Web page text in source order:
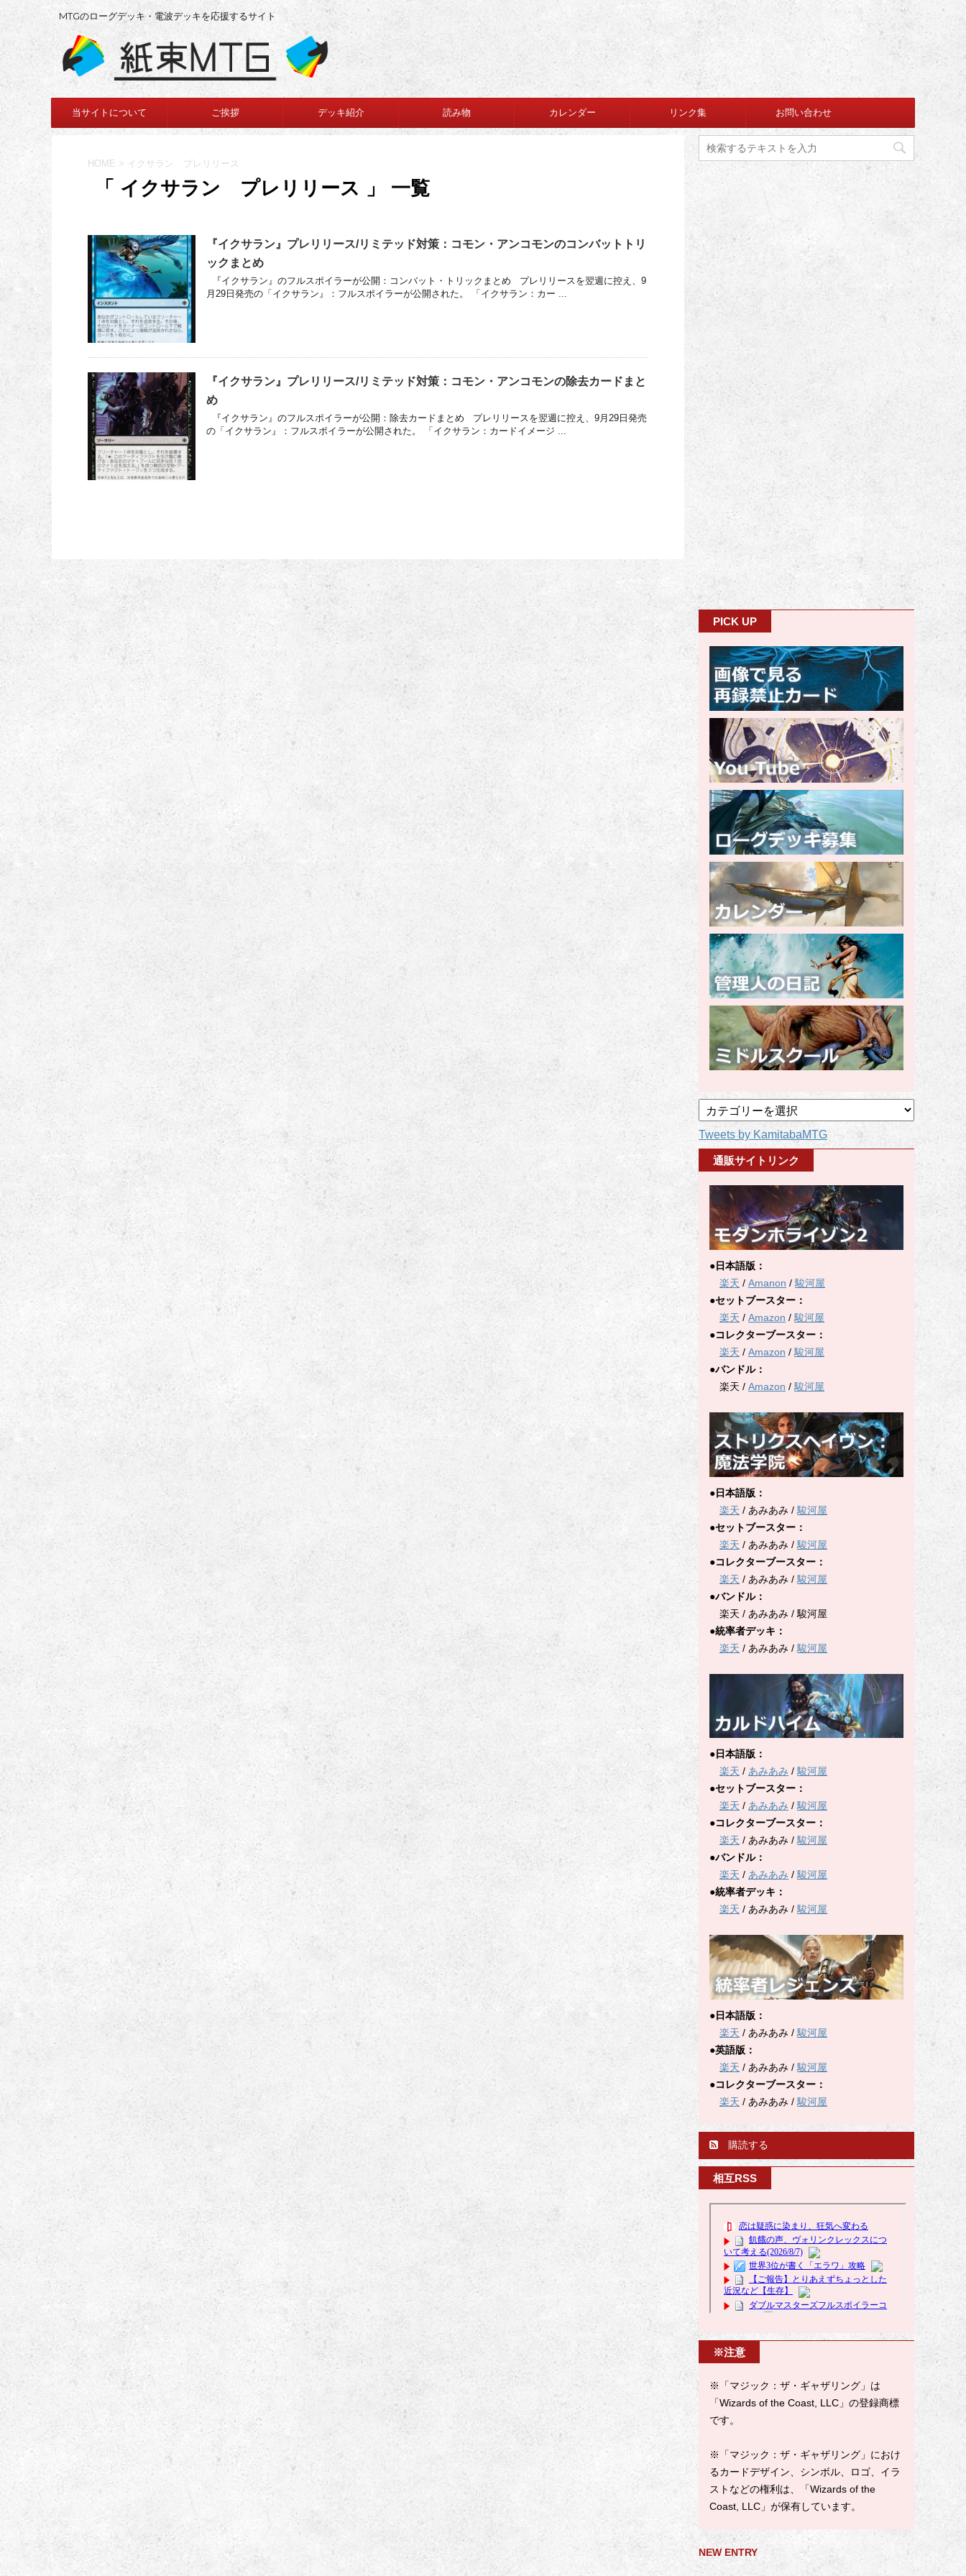
MTGのローグデッキ・電波デッキを応援するサイト
当サイトについて ご挨拶 デッキ紹介 読み物 カレンダー リンク集 お問い合わせ
HOME > イクサラン プレリリース
「 イクサラン プレリリース 」 一覧
『イクサラン』プレリリース/リミテッド対策：コモン・アンコモンのコンバットトリ
ックまとめ
『イクサラン』のフルスポイラーが公開：コンバット・トリックまとめ プレリリースを翌週に控え、9
月29日発売の「イクサラン』：フルスポイラーが公開された。 「イクサラン：カー ...
『イクサラン』プレリリース/リミテッド対策：コモン・アンコモンの除去カードまと
め
『イクサラン』のフルスポイラーが公開：除去カードまとめ プレリリースを翌週に控え、9月29日発売
の「イクサラン』：フルスポイラーが公開された。 「イクサラン：カードイメージ ...
PICK UP
事
カ
テ
Tweets by KamitabaMTG
通販サイトリンク
●日本語版：
楽天 / Amanon / 駿河屋
●セットブースター：
楽天 / Amazon / 駿河屋
●コレクターブースター：
楽天 / Amazon / 駿河屋
●バンドル：
楽天 / Amazon / 駿河屋
●日本語版：
楽天 / あみあみ / 駿河屋
●セットブースター：
楽天 / あみあみ / 駿河屋
●コレクターブースター：
楽天 / あみあみ / 駿河屋
●バンドル：
楽天 / あみあみ / 駿河屋
●統率者デッキ：
楽天 / あみあみ / 駿河屋
●日本語版：
楽天 / あみあみ / 駿河屋
●セットブースター：
楽天 / あみあみ / 駿河屋
●コレクターブースター：
楽天 / あみあみ / 駿河屋
●バンドル：
楽天 / あみあみ / 駿河屋
●統率者デッキ：
楽天 / あみあみ / 駿河屋
●日本語版：
楽天 / あみあみ / 駿河屋
●英語版：
楽天 / あみあみ / 駿河屋
●コレクターブースター：
楽天 / あみあみ / 駿河屋
購読する
相互RSS
※注意
※「マジック：ザ・ギャザリング」は
「Wizards of the Coast, LLC」の登録商標
です。
※「マジック：ザ・ギャザリング」におけ
るカードデザイン、シンボル、ロゴ、イラ
ストなどの権利は、「Wizards of the
Coast, LLC」が保有しています。
NEW ENTRY